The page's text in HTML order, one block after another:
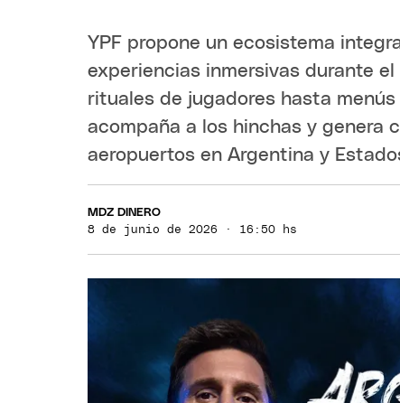
YPF propone un ecosistema
experiencias inmersivas durante
rituales de jugadores hasta
acompaña a los hinchas y genera
aeropuertos en Argentina y
MDZ DINERO
8 de junio de 2026 · 16:50 hs